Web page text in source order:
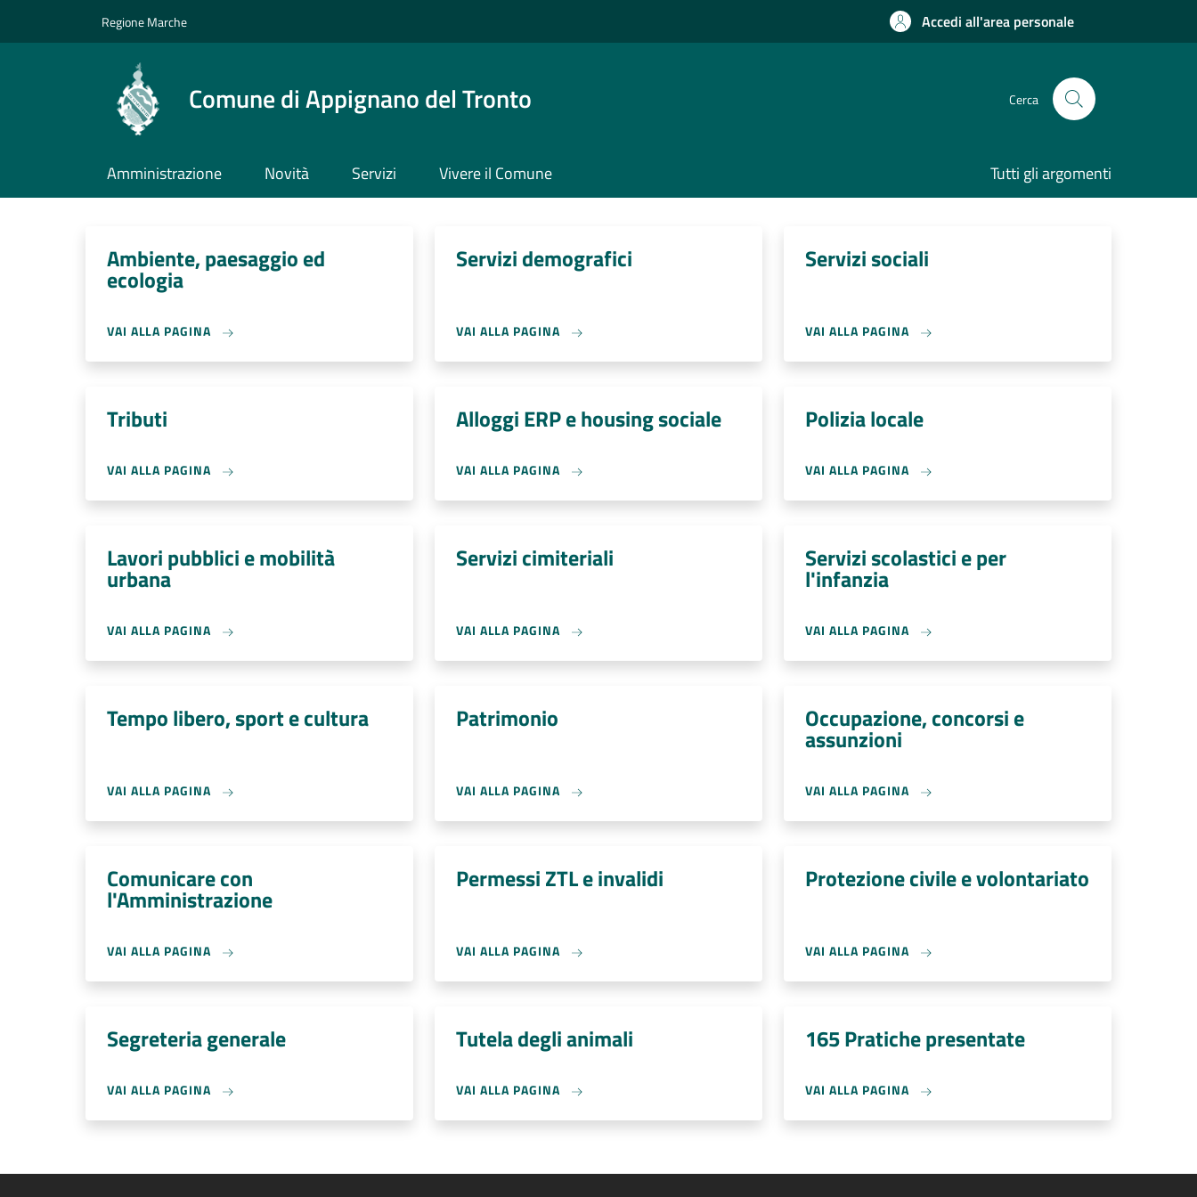
Regione Marche Accedi all'area personale
Comune di Appignano del Tronto Cerca
Amministrazione Novità Servizi Vivere il Comune Tutti gli argomenti
Ambiente, paesaggio ed
ecologia
VAI ALLA PAGINA
Servizi demografici
VAI ALLA PAGINA
Servizi sociali
VAI ALLA PAGINA
Tributi
VAI ALLA PAGINA
Alloggi ERP e housing sociale
VAI ALLA PAGINA
Polizia locale
VAI ALLA PAGINA
Lavori pubblici e mobilità
urbana
VAI ALLA PAGINA
Servizi cimiteriali
VAI ALLA PAGINA
Servizi scolastici e per
l'infanzia
VAI ALLA PAGINA
Tempo libero, sport e cultura
VAI ALLA PAGINA
Patrimonio
VAI ALLA PAGINA
Occupazione, concorsi e
assunzioni
VAI ALLA PAGINA
Comunicare con
l'Amministrazione
VAI ALLA PAGINA
Permessi ZTL e invalidi
VAI ALLA PAGINA
Protezione civile e volontariato
VAI ALLA PAGINA
Segreteria generale
VAI ALLA PAGINA
Tutela degli animali
VAI ALLA PAGINA
165 Pratiche presentate
VAI ALLA PAGINA